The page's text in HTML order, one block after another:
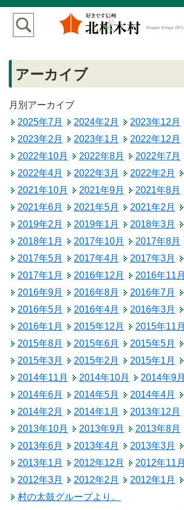
アーカイブ
月別アーカイブ
2025年7月
2024年2月 2023年12月
2023年2月
2023年1月 2022年12月
2022年10月
2022年8月 2022年7月
2022年4月
2022年3月 2022年2月
2021年10月
2021年9月 2021年8月
2021年6月
2021年5月 2021年2月
2019年2月
2019年1月 2018年3月
2018年1月
2017年10月 2017年8月
2017年5月
2017年4月 2017年3月
2017年1月
2016年12月 2016年11月
2016年9月
2016年8月 2016年7月
2016年5月
2016年4月 2016年3月
2016年1月
2015年12月 2015年11月
2015年8月
2015年6月 2015年5月
2015年3月
2015年2月 2015年1月
2014年11月
2014年10月 2014年9月
2014年6月
2014年5月 2014年4月
2014年2月
2014年1月 2013年12月
2013年10月
2013年9月 2013年8月
2013年6月
2013年4月 2013年3月
2013年1月
2012年12月 2012年11月
2012年3月
2012年2月 2012年1月
村の太鼓グループより。